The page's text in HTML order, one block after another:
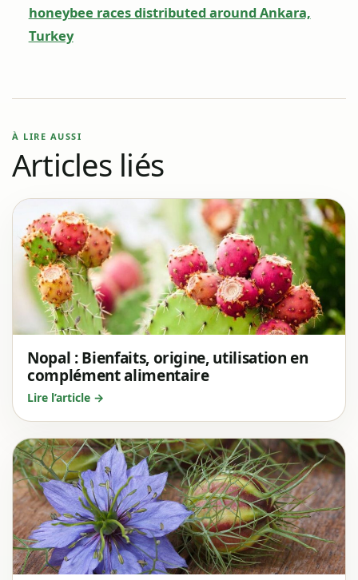
honeybee races distributed around Ankara,
Turkey
À LIRE AUSSI
Articles liés
Nopal : Bienfaits, origine, utilisation en
complément alimentaire
Lire l’article →